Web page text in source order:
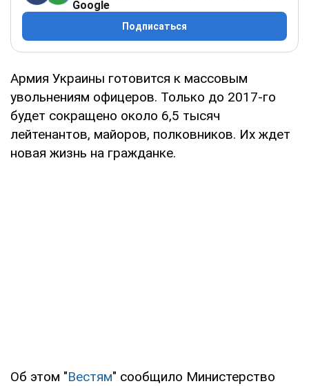
Google
Подписаться
Армия Украины готовится к массовым
увольнениям офицеров. Только до 2017-го
будет сокращено около 6,5 тысяч
лейтенантов, майоров, полковников. Их ждет
новая жизнь на гражданке.
Об этом "Вестям" сообщило Министерство